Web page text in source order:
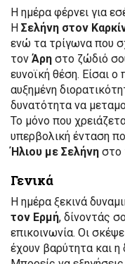
Η ημέρα φέρνει για
Η Σελήνη στον
ενώ τα τρίγωνα που
τον Άρη στο ζώδιό
ευνοϊκή θέση. Είσαι
αυξημένη
δυνατότητα να
Το μόνο που
υπερβολική ένταση
Ήλιου με Σελήνη στο
Γενικά
Η ημέρα ξεκινά
τον Ερμή, δίνοντάς
επικοινωνία. Οι
έχουν βαρύτητα και